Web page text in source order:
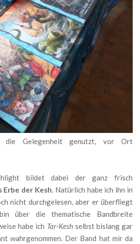
die Gelegenheit genutzt, vor Ort
bildet dabei der ganz frisch
Erbe der Kesh. Natürlich habe ich ihn in
nicht durchgelesen, aber er überfliegt
über die thematische Bandbreite
habe ich Tar-Keshselbst bislang gar
wahrgenommen. Der Band hat mir da